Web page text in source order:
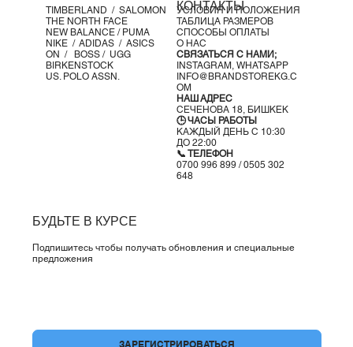
Резиновая подошва
TIMBERLAND / SALOMON
THE NORTH FACE
NEW BALANCE / PUMA
NIKE / ADIDAS / ASICS
ON / BOSS / UGG
BIRKENSTOCK
US. POLO ASSN.
КОНТАКТЫ
УСЛОВИЯ И ПОЛОЖЕНИЯ
ТАБЛИЦА РАЗМЕРОВ
СПОСОБЫ ОПЛАТЫ
О НАС
СВЯЗАТЬСЯ С НАМИ;
INSTAGRAM, WHATSAPP
INFO@BRANDSTOREKG.C
OM
НАШ АДРЕС
СЕЧЕНОВА 18, БИШКЕК
🕒 ЧАСЫ РАБОТЫ
КАЖДЫЙ ДЕНЬ С 10:30
ДО 22:00
📞 ТЕЛЕФОН
0700 996 899 / 0505 302
648
БУДЬТЕ В КУРСЕ
Подпишитесь чтобы получать обновления и специальные
предложения
ЗАРЕГИСТРИРОВАТЬСЯ